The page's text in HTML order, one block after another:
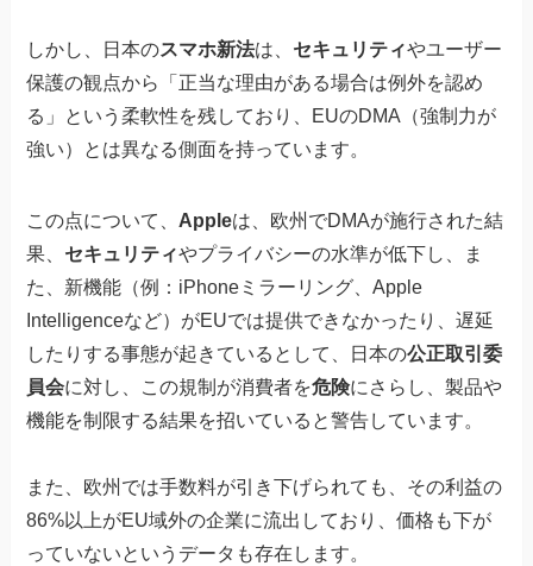
しかし、日本のスマホ新法は、 セキュリティやユーザー
保護の観点から「正当な理由がある場合は例外を認め
る」という柔軟性を残しており、EUのDMA（強制力が
強い）とは異なる側面を持っています。
この点について、 Appleは、欧州でDMAが施行された結
果、 セキュリティやプライバシーの水準が低下し、ま
た、新機能（例：iPhoneミラーリング、Apple
Intelligenceなど）がEUでは提供できなかったり、遅延
したりする事態が起きているとして、日本の公正取引委
員会に対し、この規制が消費者を危険にさらし、製品や
機能を制限する結果を招いていると警告しています。
また、欧州では手数料が引き下げられても、その利益の
86%以上がEU域外の企業に流出しており、価格も下が
っていないというデータも存在します。